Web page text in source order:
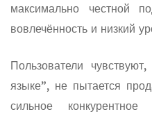
максимально честной
вовлечённость и низкий
Пользователи
языке”, не пытается
сильное